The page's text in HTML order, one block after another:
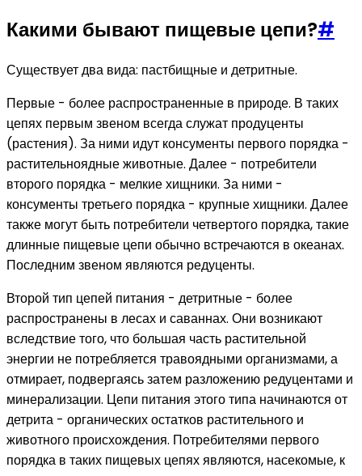
Какими бывают пищевые цепи?#
Существует два вида: пастбищные и детритные.
Первые - более распространенные в природе. В таких
цепях первым звеном всегда служат продуценты
(растения). За ними идут консументы первого порядка -
растительноядные животные. Далее - потребители
второго порядка - мелкие хищники. За ними -
консументы третьего порядка - крупные хищники. Далее
также могут быть потребители четвертого порядка, такие
длинные пищевые цепи обычно встречаются в океанах.
Последним звеном являются редуценты.
Второй тип цепей питания - детритные - более
распространены в лесах и саваннах. Они возникают
вследствие того, что большая часть растительной
энергии не потребляется травоядными организмами, а
отмирает, подвергаясь затем разложению редуцентами и
минерализации. Цепи питания этого типа начинаются от
детрита - органических остатков растительного и
животного происхождения. Потребителями первого
порядка в таких пищевых цепях являются, насекомые, к